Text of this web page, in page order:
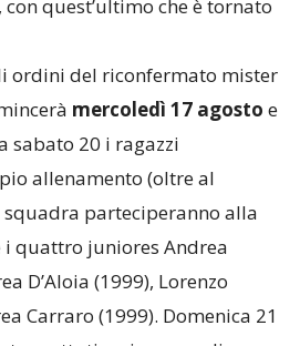
ordini del riconfermato mister
mercoledì 17 agostoe
sabato 20 i ragazzi
allenamento (oltre al
parteciperanno alla
i quattro juniores Andrea
D’Aloia (1999), Lorenzo
Carraro (1999). Domenica 21
mattutina, i neroverdi